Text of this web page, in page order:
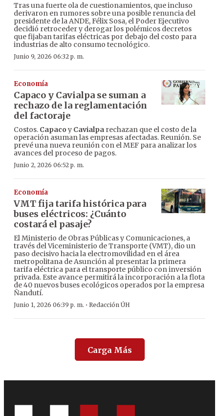
Tras una fuerte ola de cuestionamientos, que incluso
derivaron en rumores sobre una posible renuncia del
presidente de la ANDE, Félix Sosa, el Poder Ejecutivo
decidió retroceder y derogar los polémicos decretos
que fijaban tarifas eléctricas por debajo del costo para
industrias de alto consumo tecnológico.
Junio 9, 2026 06:32 p. m.
Economía
Capaco y Cavialpa se suman a
rechazo de la reglamentación
del factoraje
Costos. Capaco y Cavialpa rechazan que el costo de la
operación asuman las empresas afectadas. Reunión. Se
prevé una nueva reunión con el MEF para analizar los
avances del proceso de pagos.
Junio 2, 2026 06:52 p. m.
Economía
VMT fija tarifa histórica para
buses eléctricos: ¿Cuánto
costará el pasaje?
El Ministerio de Obras Públicas y Comunicaciones, a
través del Viceministerio de Transporte (VMT), dio un
paso decisivo hacia la electromovilidad en el área
metropolitana de Asunción al presentar la primera
tarifa eléctrica para el transporte público con inversión
privada. Este avance permitirá la incorporación a la flota
de 40 nuevos buses ecológicos operados por la empresa
Ñandutí.
Junio 1, 2026 06:39 p. m. · Redacción ÚH
Carga Más